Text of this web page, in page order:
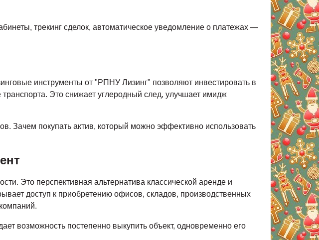
трекинг сделок, автоматическое уведомление о платежах —
инструменты от "РПНУ Лизинг" позволяют инвестировать в
Это снижает углеродный след, улучшает имидж
Зачем покупать актив, который можно эффективно использовать
Это перспективная альтернатива классической аренде и
доступ к приобретению офисов, складов, производственных
возможность постепенно выкупить объект, одновременно его